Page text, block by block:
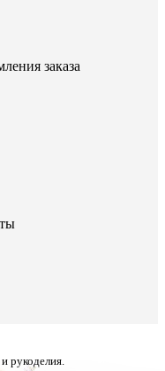
заказа
рукоделия.